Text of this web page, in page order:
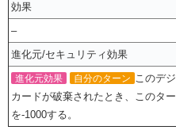
効果
–
進化元/セキュリティ効果
進化元効果 自分のターン このデ
カードが破棄されたとき、このタ
を-1000する。